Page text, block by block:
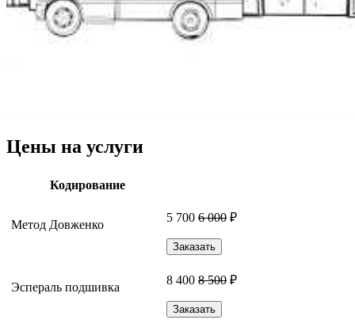
Цены на услуги
Кодирование
Метод Довженко
5 700 6 000 ₽
Заказать
Эспераль подшивка
8 400 8 500 ₽
Заказать